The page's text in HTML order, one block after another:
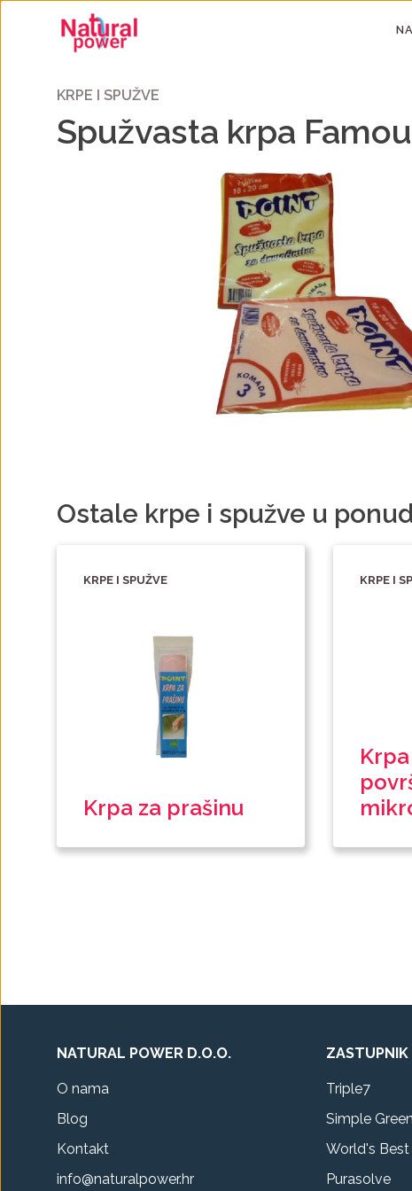
KRPE I SPUŽVE
Spužvasta krpa
Ostale krpe i spužve u
KRPE I SPUŽVE
Krpa za prašinu
KRPE I
NATURAL POWER D.O.O.
O nama
Blog
Kontakt
info@naturalpower.hr
Triple7
Simple Green
World's
Purasolve